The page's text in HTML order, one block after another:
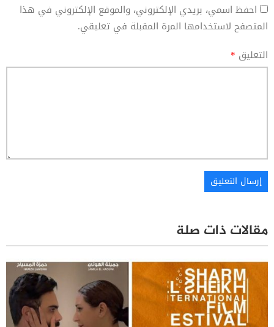
احفظ اسمي، بريدي الإلكتروني، والموقع الإلكتروني في هذا
المتصفح لاستخدامها المرة المقبلة في تعليقي.
التعليق *
مقالات ذات صلة